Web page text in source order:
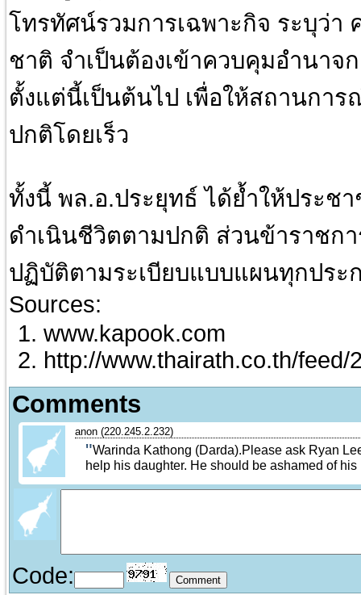
โทรทัศน์รวมการเฉพาะกิจ ระบุว่า
ชาติ จำเป็นต้องเข้าควบคุมอำนาจ
ตั้งแต่นี้เป็นต้นไป เพื่อให้สถานกา
ปกติโดยเร็ว
ทั้งนี้ พล.อ.ประยุทธ์ ได้ย้ำให้ประช
ดำเนินชีวิตตามปกติ ส่วนข้าราชก
ปฏิบัติตามระเบียบแบบแผนทุกประ
Sources:
www.kapook.com
http://www.thairath.co.th/feed/
Comments
anon (220.245.2.232)
Warinda Kathong (Darda).Please ask Ryan
help his daughter. He should be ashamed of
Code: